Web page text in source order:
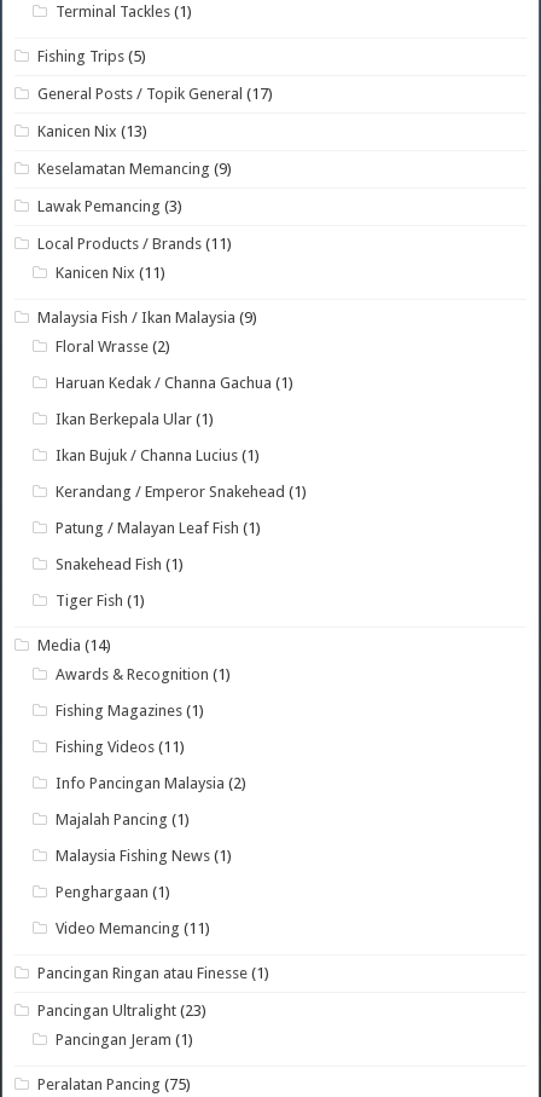
Terminal Tackles (1)
Fishing Trips (5)
General Posts / Topik General (17)
Kanicen Nix (13)
Keselamatan Memancing (9)
Lawak Pemancing (3)
Local Products / Brands (11)
Kanicen Nix (11)
Malaysia Fish / Ikan Malaysia (9)
Floral Wrasse (2)
Haruan Kedak / Channa Gachua (1)
Ikan Berkepala Ular (1)
Ikan Bujuk / Channa Lucius (1)
Kerandang / Emperor Snakehead (1)
Patung / Malayan Leaf Fish (1)
Snakehead Fish (1)
Tiger Fish (1)
Media (14)
Awards & Recognition (1)
Fishing Magazines (1)
Fishing Videos (11)
Info Pancingan Malaysia (2)
Majalah Pancing (1)
Malaysia Fishing News (1)
Penghargaan (1)
Video Memancing (11)
Pancingan Ringan atau Finesse (1)
Pancingan Ultralight (23)
Pancingan Jeram (1)
Peralatan Pancing (75)